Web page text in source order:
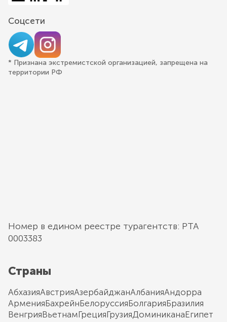
Соцсети
* Признана экстремистской организацией, запрещена на
территории РФ
Номер в едином реестре турагентств: РТА
0003383
Страны
АбхазияАвстрияАзербайджанАлбанияАндорра
АрменияБахрейнБелоруссияБолгарияБразилия
ВенгрияВьетнамГрецияГрузияДоминиканаЕгипет